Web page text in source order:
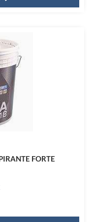
FORTE